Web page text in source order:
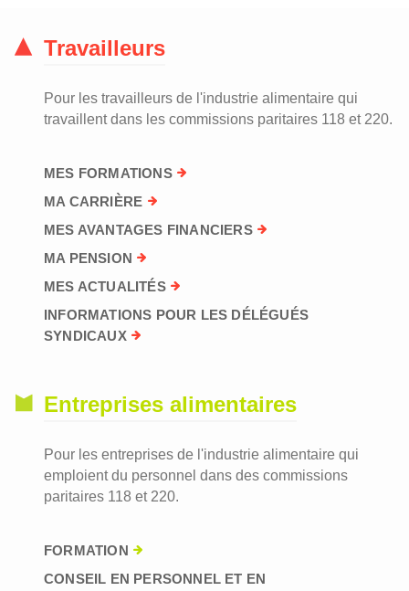
Travailleurs
Pour les travailleurs de l'industrie alimentaire qui
travaillent dans les commissions paritaires 118 et 220.
MES FORMATIONS
MA CARRIÈRE
MES AVANTAGES FINANCIERS
MA PENSION
MES ACTUALITÉS
INFORMATIONS POUR LES DÉLÉGUÉS
SYNDICAUX
Entreprises alimentaires
Pour les entreprises de l'industrie alimentaire qui
emploient du personnel dans des commissions
paritaires 118 et 220.
FORMATION
CONSEIL EN PERSONNEL ET EN